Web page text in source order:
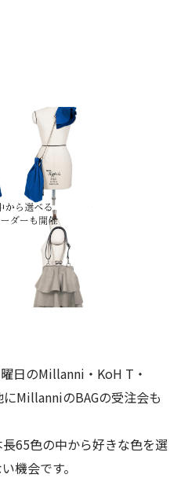
日のMillanni・KoH T・
MillanniのBAGの受注会も
65色の中から好きな色を選
機会です。